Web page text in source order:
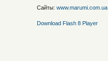
Сайты: www.marumi.com.ua
Download Flash 8 Player